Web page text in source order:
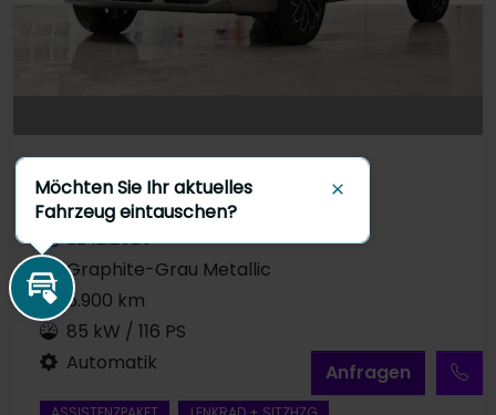
Anfragen
Vorführfahrzeug
Benzin
EZ 12.2025
Graphite-Grau Metallic
5.900 km
85 kW / 116 PS
Automatik
Inzahlungnahme
Möchten Sie Ihr aktuelles
Fahrzeug eintauschen?
Schließen